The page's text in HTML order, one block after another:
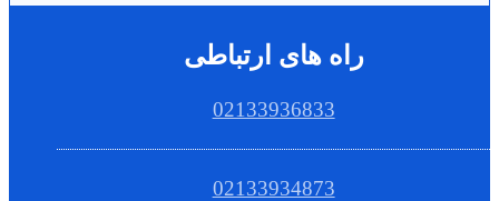
راه های ارتباطی
02133936833
02133934873